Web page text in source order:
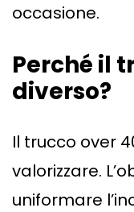
occasione.
Perché il
diverso?
Il trucco over
valorizzare.
uniformare